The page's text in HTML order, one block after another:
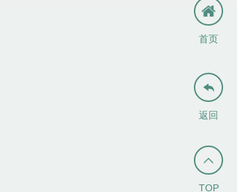
首页

TOP

返回